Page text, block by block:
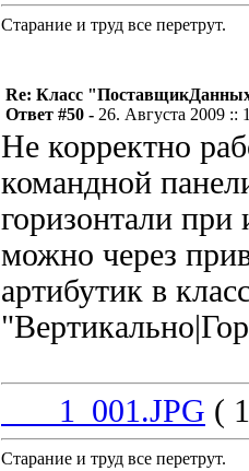
Старание и труд все перетрут.
Re: Класс
Ответ #50 - 26. Августа 2009 ::
Не корректно
командной
горизонтали
можно через
артибутик в
___1_001.JPG (
Старание и труд все перетрут.